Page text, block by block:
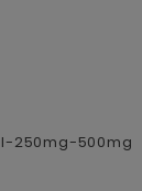
250mg-500mg